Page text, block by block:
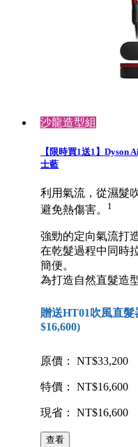
沙龍造型組
【限時買1送1】
士藍
利用氣流，從濕髮
避免熱傷害。
1
強勁的定向氣流打
在乾髮過程中同時
簡便。
為打造自然直髮造
贈送HT01吹風直
$16,600)
原價： NT$33,200
特價： NT$16,600
現省： NT$16,600
查看